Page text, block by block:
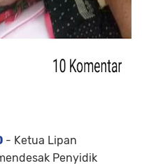
- Ketua Lipan
Penyidik